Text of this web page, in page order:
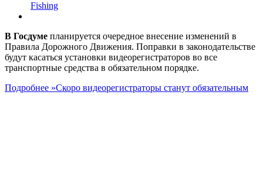
Fishing
В Госдуме планируется очередное внесение изменений в
Правила Дорожного Движения. Поправки в законодательстве
будут касаться установки видеорегистраторов во все
транспортные средства в обязательном порядке.
Подробнее »Скоро видеорегистраторы станут обязательным